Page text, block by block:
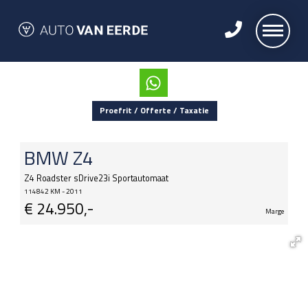
Proefrit / Offerte / Taxatie
BMWZ4
Z4 Roadster sDrive23i Sportautomaat
114842 KM - 2011
€ 24.950,- Marge